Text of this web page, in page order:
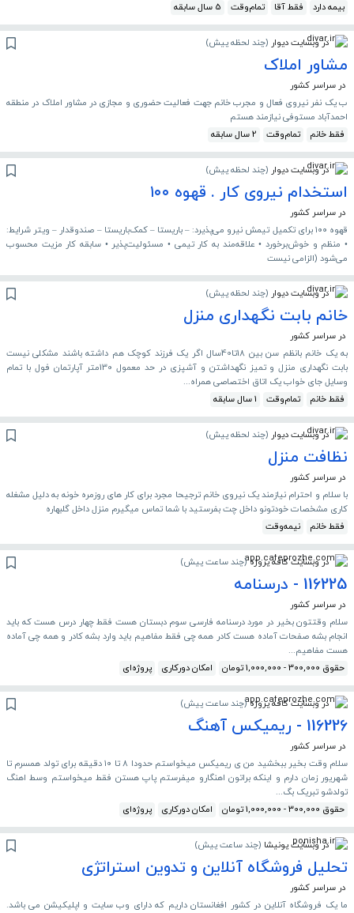
بیمه دارد
فقط آقا تمام‌وقت 5 سال سابقه
در وبسایت دیوار (چند لحظه پیش)
مشاور املاک
در سراسر کشور
ب یک نفر نیروی فعال و مجرب خانم جهت فعالیت حضوری و مجازی در مشاور املاک در منطقه
احمدآباد مستوفی نیازمند هستم
فقط خانم
تمام‌وقت 2 سال سابقه
در وبسایت دیوار (چند لحظه پیش)
استخدام نیروی کار . قهوه ۱۰۰
در سراسر کشور
قهوه ۱۰۰ برای تکمیل تیمش نیرو می‌پذیرد: – باریستا – کمک‌باریستا – صندوقدار – ویتر شرایط:
• منظم و خوش‌برخورد • علاقه‌مند به کار تیمی • مسئولیت‌پذیر • سابقه کار مزیت محسوب
می‌شود (الزامی نیست
در وبسایت دیوار (چند لحظه پیش)
خانم بابت نگهداری منزل
در سراسر کشور
به یک خانم بانظم سن بین 18تا40سال اگر یک فرزند کوچک هم داشته باشند مشکلی نیست
بابت نگهداری منزل و تمیز نگهداشتن و آشپزی در حد معمول 130متر آپارتمان فول با تمام
وسایل جای خواب یک اتاق اختصاصی همراه...
فقط خانم
تمام‌وقت 1 سال سابقه
در وبسایت دیوار (چند لحظه پیش)
نظافت منزل
در سراسر کشور
با سلام و احترام نیازمند یک نیروی خانم ترجیحا مجرد برای کار های روزمره خونه به دلیل مشغله
کاری مشخصات خودتونو داخل چت بفرستید با شما تماس میگیرم منزل داخل گلبهاره
فقط خانم
نیمه‌وقت
در وبسایت کافه پروژه (چند ساعت پیش)
116225 - درسنامه
در سراسر کشور
سلام وقتتون بخیر در مورد درسنامه فارسی سوم دبستان هست فقط چهار درس هست که باید
انجام بشه صفحات آماده هست کادر همه چی فقط مفاهیم باید وارد بشه کادر و همه چی آماده
هست مفاهیم...
حقوق 300,000 - 1,000,000 تومان
امکان دورکاری پروژه‌ای
در وبسایت کافه پروژه (چند ساعت پیش)
116226 - ریمیکس آهنگ
در سراسر کشور
سلام وقت بخیر ببخشید من ی ریمیکس میخواستم حدودا ۸ تا ۱۰ دقیقه برای تولد همسرم تا
شهریور زمان دارم و اینکه براتون اهنگارو میفرستم پاپ هستن فقط میخواستم وسط اهنگ
تولدشو تبریک بگ...
حقوق 300,000 - 1,000,000 تومان
امکان دورکاری پروژه‌ای
در وبسایت پونیشا (چند ساعت پیش)
تحلیل فروشگاه آنلاین و تدوین استراتژی
در سراسر کشور
ما یک فروشگاه آنلاین در کشور افغانستان داریم که دارای وب سایت و اپلیکیشن می باشد.